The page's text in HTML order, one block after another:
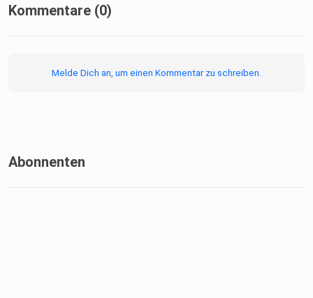
Kommentare (0)
Melde Dich an, um einen Kommentar zu schreiben.
Abonnenten